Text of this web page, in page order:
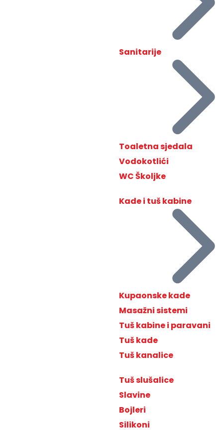
Sanitarije
Toaletna sjedala
Vodokotlići
WC Školjke
Kade i tuš kabine
Kupaonske kade
Masažni sistemi
Tuš kabine i paravani
Tuš kade
Tuš kanalice
Tuš slušalice
Slavine
Bojleri
Silikoni